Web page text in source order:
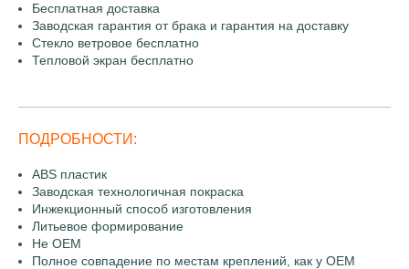
Бесплатная доставка
Заводская гарантия от брака и гарантия на доставку
Стекло ветровое бесплатно
Тепловой экран бесплатно
ПОДРОБНОСТИ:
ABS пластик
Заводская технологичная покраска
Инжекционный способ изготовления
Литьевое формирование
Не OEM
Полное совпадение по местам креплений, как у OEM